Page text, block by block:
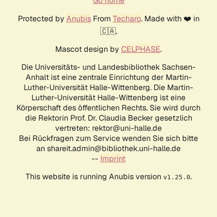
Protected by AnubisFrom Techaro. Made with ❤️ in
🇨🇦.
Mascot design by CELPHASE.
Die Universitäts- und Landesbibliothek Sachsen-
Anhalt ist eine zentrale Einrichtung der Martin-
Luther-Universität Halle-Wittenberg. Die Martin-
Luther-Universität Halle-Wittenberg ist eine
Körperschaft des öffentlichen Rechts. Sie wird durch
die Rektorin Prof. Dr. Claudia Becker gesetzlich
vertreten: rektor@uni-halle.de
Bei Rückfragen zum Service wenden Sie sich bitte
an shareit.admin@bibliothek.uni-halle.de
-- Imprint
This website is running Anubis version v1.25.0.